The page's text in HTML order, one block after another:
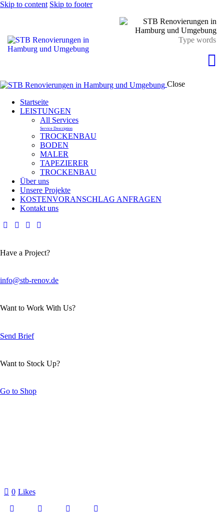
Skip to content Skip to footer
Close
Startseite
LEISTUNGEN
All Services
Service Description
TROCKENBAU
BODEN
MALER
TAPEZIERER
TROCKENBAU
Über uns
Unsere Projekte
KOSTENVORANSCHLAG ANFRAGEN
Kontakt uns
Have a Project?
info@stb-renov.de
Want to Work With Us?
Send Brief
Want to Stock Up?
Go to Shop
0 Likes